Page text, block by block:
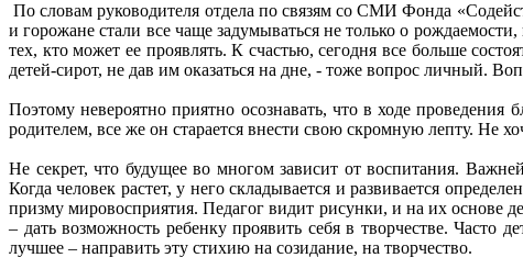
По словам руководителя отдела по связям со СМИ Фонда
и горожане стали все чаще задумываться не только о
тех, кто может ее проявлять. К счастью, сегодня все больше
детей-сирот, не дав им оказаться на дне, - тоже вопрос личный.
Поэтому невероятно приятно осознавать, что в ходе
родителем, все же он старается внести свою скромную лепту. Не
Не секрет, что будущее во многом зависит от воспитания.
Когда человек растет, у него складывается и развивается
призму мировосприятия. Педагог видит рисунки, и на их основе
– дать возможность ребенку проявить себя в творчестве.
лучшее – направить эту стихию на созидание, на творчество.